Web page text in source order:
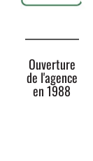
Ouverture
de l'agence
en 1988